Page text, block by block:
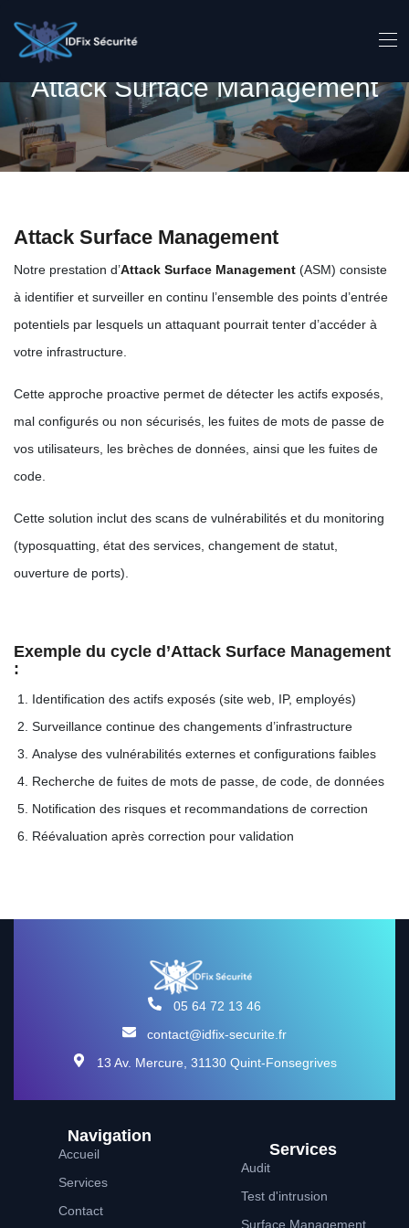
Attack Surface Management
Attack Surface Management
Notre prestation d’Attack Surface Management (ASM) consiste
à identifier et surveiller en continu l’ensemble des points d’entrée
potentiels par lesquels un attaquant pourrait tenter d’accéder à
votre infrastructure.
Cette approche proactive permet de détecter les actifs exposés,
mal configurés ou non sécurisés, les fuites de mots de passe de
vos utilisateurs, les brèches de données, ainsi que les fuites de
code.
Cette solution inclut des scans de vulnérabilités et du monitoring
(typosquatting, état des services, changement de statut,
ouverture de ports).
Exemple du cycle d’Attack Surface Management
:
Identification des actifs exposés (site web, IP, employés)
Surveillance continue des changements d’infrastructure
Analyse des vulnérabilités externes et configurations faibles
Recherche de fuites de mots de passe, de code, de données
Notification des risques et recommandations de correction
Réévaluation après correction pour validation
05 64 72 13 46
contact@idfix-securite.fr
13 Av. Mercure, 31130 Quint-Fonsegrives
Navigation
Accueil
Services
Contact
Services
Audit
Test d'intrusion
Surface Management